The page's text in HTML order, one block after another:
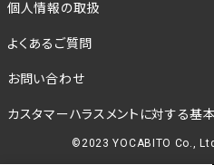
個人情報の取扱
よくあるご質問
お問い合わせ
カスタマーハラスメントに対する基
©2023 YOCABITO Co.,